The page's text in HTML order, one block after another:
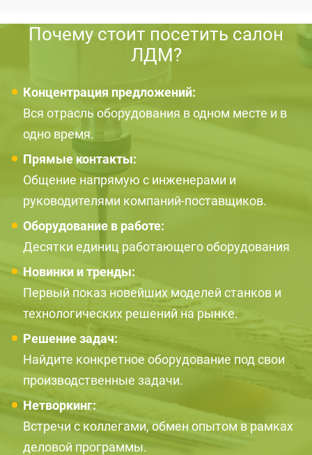
Почему стоит посетить салон
ЛДМ?
Концентрация предложений:
Вся отрасль оборудования в одном месте и в
одно время.
Прямые контакты:
Общение напрямую с инженерами и
руководителями компаний-поставщиков.
Оборудование в работе:
Десятки единиц работающего оборудования
Новинки и тренды:
Первый показ новейших моделей станков и
технологических решений на рынке.
Решение задач:
Найдите конкретное оборудование под свои
производственные задачи.
Нетворкинг:
Встречи с коллегами, обмен опытом в рамках
деловой программы.